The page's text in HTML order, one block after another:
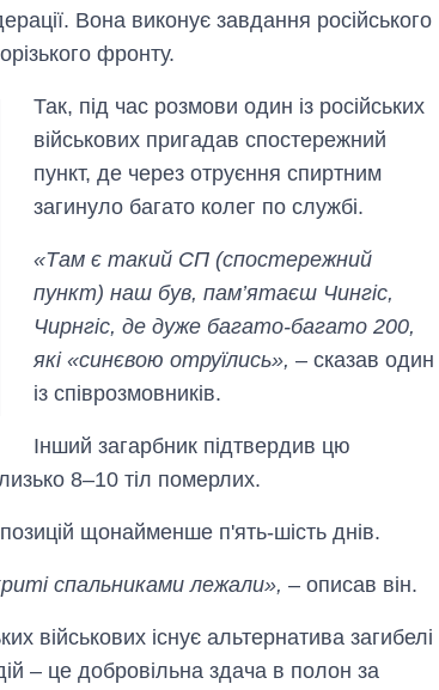
Вона виконує завдання російського
фронту.
Так, під час розмови один із російських
військових пригадав спостережний
пункт, де через отруєння спиртним
загинуло багато колег по службі.
«Там є такий СП (спостережний
пункт) наш був, пам’ятаєш Чингіс,
Чирнгіс, де дуже багато-багато 200,
які «синєвою отруїлись», – сказав один
із співрозмовників.
Інший загарбник підтвердив цю
8–10 тіл померлих.
щонайменше п'ять-шість днів.
спальниками лежали», – описав він.
військових існує альтернатива загибелі
– це добровільна здача в полон за
Вісім масованих
за літо: Київ та
головною ціллю
рф